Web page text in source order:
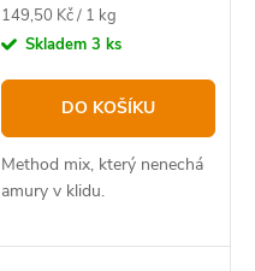
Měrná
cena:
149,50 Kč / 1 kg
Skladem 3 ks
DO KOŠÍKU
Method mix, který nenechá
amury v klidu.